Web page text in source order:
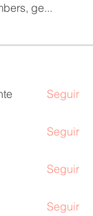
ge...
Seguir
Seguir
Seguir
Seguir